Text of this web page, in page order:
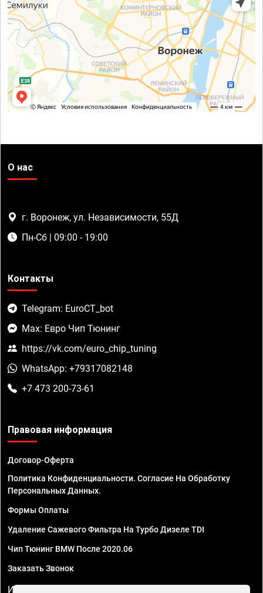
О нас
г. Воронеж, ул. Независимости, 55Д
Пн-Сб | 09:00 - 19:00
Контакты
Telegram: EuroCT_bot
Max: Евро Чип Тюнинг
https://vk.com/euro_chip_tuning
WhatsApp: +79317082148
+7 473 200-73-61
Правовая информация
Договор-Оферта
Политика Конфиденциальности. Согласие На Обработку
Персональных Данных.
Формы Оплаты
Удаление Сажевого Фильтра На Турбо Дизеле TDI
Чип Тюнинг BMW После 2020.06
Заказать Звонок
ИП Смирнов Георгий Павлович. ИНН 781302555843,